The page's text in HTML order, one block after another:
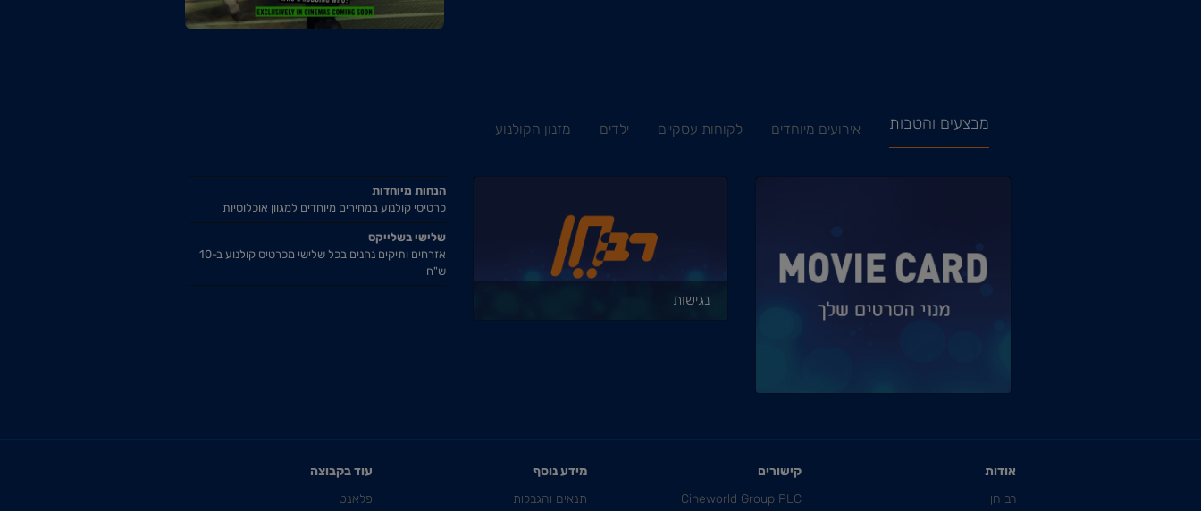
מבצעים והטבות אירועים מיוחדים לקוחות עסקיים ילדים מזנון הקולנוע
נגישות
הנחות מיוחדות
כרטיסי קולנוע במחירים מיוחדים למגוון אוכלוסיות
שלישי בשלייקס
אזרחים ותיקים נהנים בכל שלישי מכרטיס קולנוע ב-10
ש"ח
אודות
רב חן
קישורים
Cineworld Group PLC
מידע נוסף
תנאים והגבלות
עוד בקבוצה
פלאנט